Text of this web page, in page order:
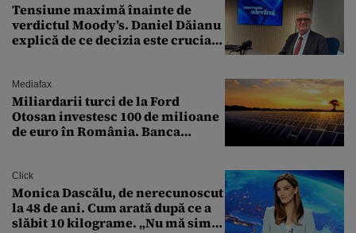
Tensiune maximă înainte de
verdictul Moody’s. Daniel Dăianu
explică de ce decizia este crucială
Mediafax
Miliardarii turci de la Ford
Otosan investesc 100 de milioane
de euro în România. Banca
Click
Monica Dascălu, de nerecunoscut
la 48 de ani. Cum arată după ce a
slăbit 10 kilograme. „Nu mă simt